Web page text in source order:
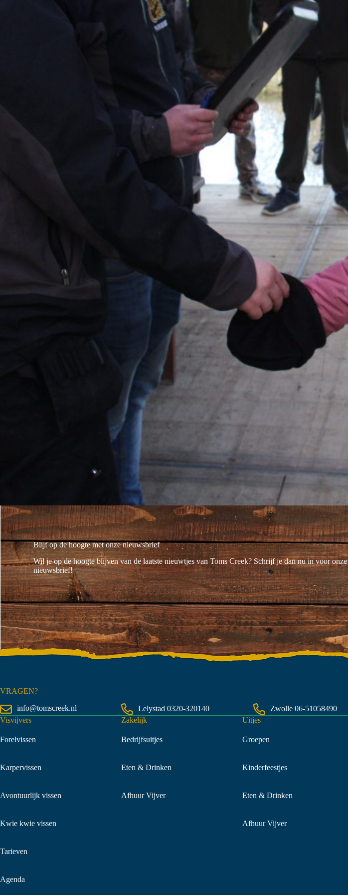
Blijf op de hoogte met onze nieuwsbrief
Wil je op de hoogte blijven van de laatste nieuwtjes van Toms Creek? Schrijf je dan nu in voor onze
nieuwsbrief!
VRAGEN?
info@tomscreek.nl Lelystad 0320-320140 Zwolle06-51058490
Visvijvers
Forelvissen
Karpervissen
Avontuurlijk vissen
Kwie kwie vissen
Tarieven
Agenda
Zakelijk
Bedrijfsuitjes
Eten & Drinken
Afhuur Vijver
Uitjes
Groepen
Kinderfeestjes
Eten & Drinken
Afhuur Vijver